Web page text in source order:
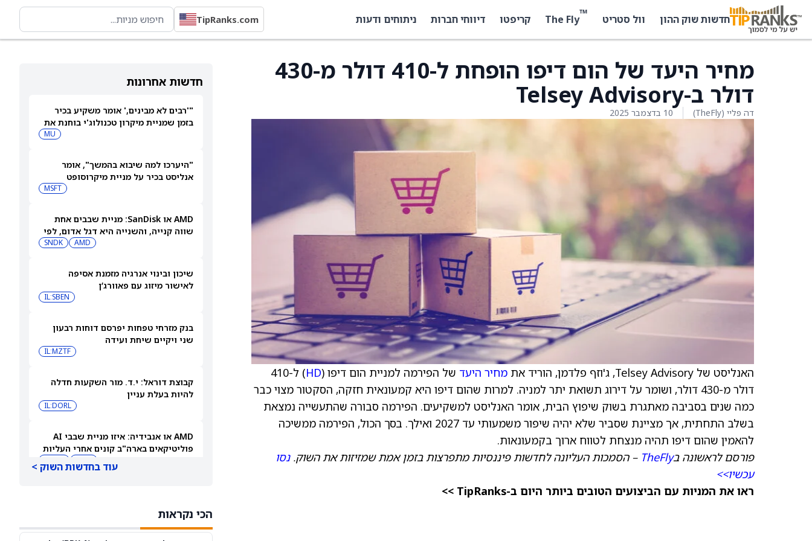
חדשות שוק ההון וול סטריט ™
The Fly קריפטו דיווחי חברות ניתוחים ודעות TipRanks.com
חדשות אחרונות
"'רבים לא מבינים,' אומר משקיע בכיר
בזמן שמניית מיקרון טכנולוג'י בוחנת את
MU
"היערכו למה שיבוא בהמשך", אומר
אנליסט בכיר על מניית מיקרוסופט
MSFT
AMD או SanDisk: מניית שבבים אחת
שווה קנייה, והשנייה היא דגל אדום, לפי
AMD
SNDK
שיכון ובינוי אנרגיה מזמנת אסיפה
לאישור מיזוג עם פאוורג’ן
IL:SBEN
בנק מזרחי טפחות יפרסם דוחות רבעון
שני ויקיים שיחת ועידה
IL:MZTF
קבוצת דוראל: י.ד. מור השקעות חדלה
להיות בעלת עניין
IL:DORL
AMD או אנבידיה: איזו מניית שבבי AI
פוליטיקאים בארה"ב קונים אחרי העליות
האחרונים
עוד בחדשות השוק >
הכי נקראות
מחיר היעד של הום דיפו הופחת ל-410 דולר מ-430
דולר ב-Telsey Advisory
דה פליי (TheFly) 10 בדצמבר 2025
האנליסט של Telsey Advisory, ג'וזף פלדמן, הוריד את מחיר היעד של הפירמה למניית הום דיפו (HD
) ל-410
דולר מ-430 דולר, ושומר על דירוג תשואת יתר למניה. למרות שהום דיפו היא קמעונאית חזקה, הסקטור מצוי כבר
כמה שנים בסביבה מאתגרת בשוק שיפוץ הבית, אומר האנליסט למשקיעים. הפירמה סבורה שהתעשייה נמצאת
בשלב התחתית, אך מציינת שסביר שלא יהיה שיפור משמעותי עד 2027 ואילך. בסך הכול, הפירמה ממשיכה
להאמין שהום דיפו תהיה מנצחת לטווח ארוך בקמעונאות.
פורסם לראשונה בTheFly – הסמכות העליונה לחדשות פיננסיות מתפרצות בזמן אמת שמזיזות את השוק.נסו
עכשיו>>
ראו את המניות עם הביצועים הטובים ביותר היום ב-TipRanks >>